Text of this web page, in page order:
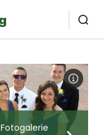
Fotogalerie